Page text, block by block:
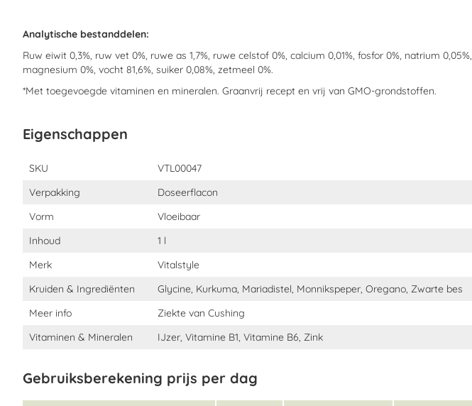
Analytische bestanddelen:
Ruw eiwit 0,3%, ruw vet 0%, ruwe as 1,7%, ruwe celstof 0%, calcium 0,01%, fosfor 0%, natrium 0,05%,
magnesium 0%, vocht 81,6%, suiker 0,08%, zetmeel 0%.
*Met toegevoegde vitaminen en mineralen. Graanvrij recept en vrij van GMO-grondstoffen.
Eigenschappen
Eigenschappen
SKU
VTL00047
Verpakking
Doseerflacon
Vorm
Vloeibaar
Inhoud
1 l
Merk
Vitalstyle
Kruiden & Ingrediënten
Glycine, Kurkuma, Mariadistel, Monnikspeper, Oregano, Zwarte bes
Meer info
Ziekte van Cushing
Vitaminen & Mineralen
IJzer, Vitamine B1, Vitamine B6, Zink
Gebruiksberekening prijs per dag